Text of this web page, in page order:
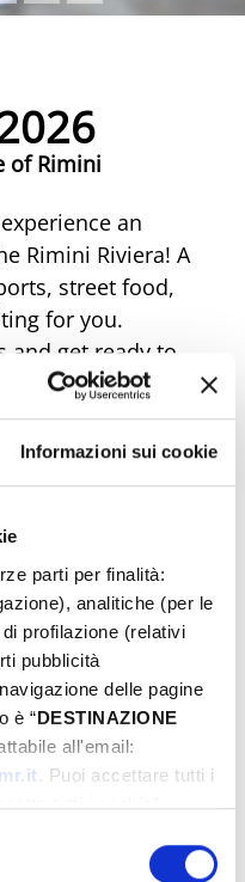
Informazioni sui cookie
parti per finalità:
analitiche (per le
profilazione (relativi
pubblicità
delle pagine
è “DESTINAZIONE
all'email:
. Puoi accettare tutti i
tutti i cookie”,
clic su “Personalizza”.
of Rimini
an
Rimini Riviera! A
street food,
for you.
and get ready to
Book your
Events